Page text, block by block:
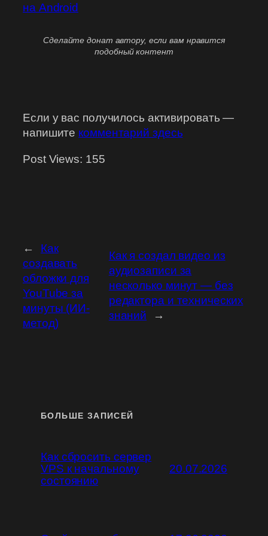
на Android
Сделайте донат автору, если вам нравится
подобный контент
Если у вас получилось активировать —
напишите комментарий здесь
Post Views: 155
←
Как
создавать
обложки для
YouTube за
минуты (ИИ-
метод)
Как я создал видео из
аудиозаписи за
несколько минут — без
редактора и технических
знаний
→
БОЛЬШЕ ЗАПИСЕЙ
Как сбросить сервер
VPS к начальному
состоянию
20.07.2026